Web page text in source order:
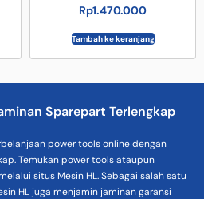
Rp1.470.000
Tambah ke keranjang
Sparepart Terlengkap
power tools online dengan
Temukan power tools ataupun
situs Mesin HL. Sebagai salah satu
HL juga menjamin jaminan garansi